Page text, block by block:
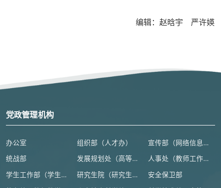
编辑：赵晗宇 严许媖
党政管理机构
办公室 组织部（人才办） 宣传部（网络信息安全管理与新闻中心）
统战部 发展规划处（高等教育研究所） 人事处（教师工作部）
学生工作部（学生处、人武部） 研究生院（研究生工作部、学科建设办公室） 安全保卫部